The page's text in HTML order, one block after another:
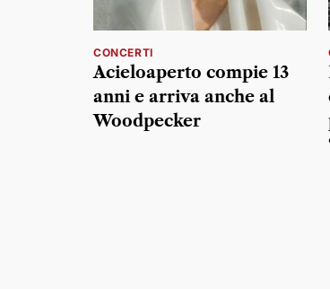
CONCERTI
Acieloaperto compie 13
anni e arriva anche al
Woodpecker